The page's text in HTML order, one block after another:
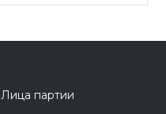
Лица партии